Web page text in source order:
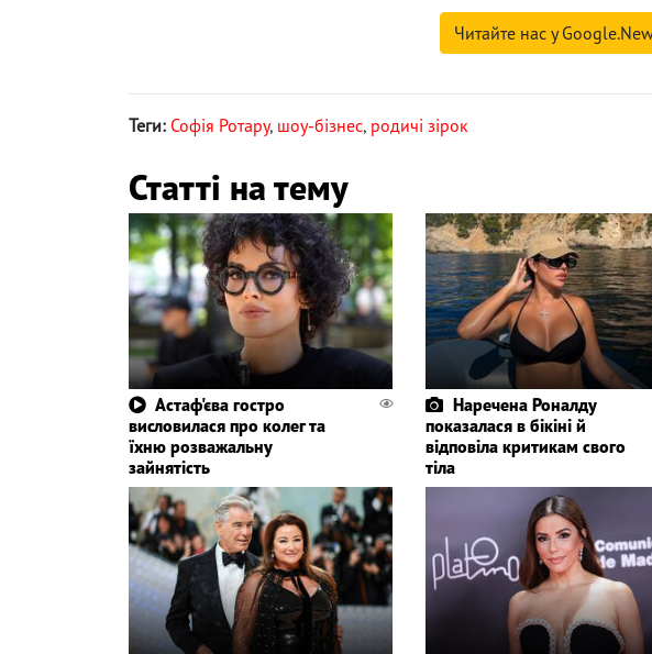
Читайте нас у
Теги: Софія Ротару, шоу-бізнес, родичі зірок
Статті на тему
Астаф'єва гостро
висловилася про колег та
їхню розважальну
зайнятість
Наречена Роналду
показалася в бікіні й
відповіла критикам свого
тіла